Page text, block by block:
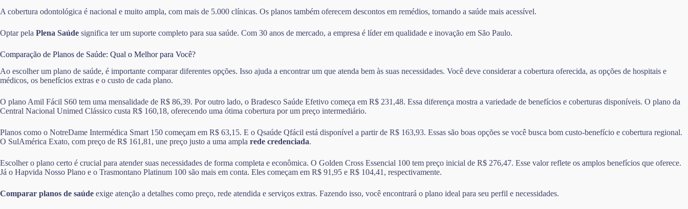
A cobertura odontológica é nacional e muito ampla, com mais de 5.000 clínicas. Os planos também oferecem descontos em remédios, tornando a saúde mais acessível.
Optar pela Plena Saúde significa ter um suporte completo para sua saúde. Com 30 anos de mercado, a empresa é líder em qualidade e inovação em São Paulo.
Comparação de Planos de Saúde: Qual o Melhor para Você?
Ao escolher um plano de saúde, é importante comparar diferentes opções. Isso ajuda a encontrar um que atenda bem às suas necessidades. Você deve considerar a cobertura oferecida, as opções de hospitais e
médicos, os benefícios extras e o custo de cada plano.
O plano Amil Fácil S60 tem uma mensalidade de R$ 86,39. Por outro lado, o Bradesco Saúde Efetivo começa em R$ 231,48. Essa diferença mostra a variedade de benefícios e coberturas disponíveis. O plano da
Central Nacional Unimed Clássico custa R$ 160,18, oferecendo uma ótima cobertura por um preço intermediário.
Planos como o NotreDame Intermédica Smart 150 começam em R$ 63,15. E o Qsaúde Qfácil está disponível a partir de R$ 163,93. Essas são boas opções se você busca bom custo-benefício e cobertura regional.
O SulAmérica Exato, com preço de R$ 161,81, une preço justo a uma ampla rede credenciada.
Escolher o plano certo é crucial para atender suas necessidades de forma completa e econômica. O Golden Cross Essencial 100 tem preço inicial de R$ 276,47. Esse valor reflete os amplos benefícios que oferece.
Já o Hapvida Nosso Plano e o Trasmontano Platinum 100 são mais em conta. Eles começam em R$ 91,95 e R$ 104,41, respectivamente.
Comparar planos de saúde exige atenção a detalhes como preço, rede atendida e serviços extras. Fazendo isso, você encontrará o plano ideal para seu perfil e necessidades.